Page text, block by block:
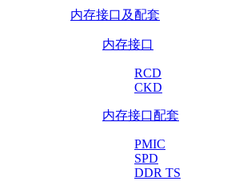
内存接口及配套
内存接口
RCD
CKD
内存接口配套
PMIC
SPD
DDR TS